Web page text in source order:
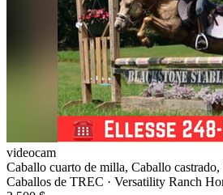
videocam
Caballo cuarto de milla, Caballo
Caballos de TREC · Versatility Ranch